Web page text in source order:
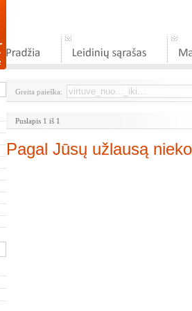
Greita paieška:
Puslapis 1 iš 1
Pagal Jūsų užlausą